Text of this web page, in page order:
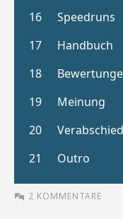
2 KOMMENTARE